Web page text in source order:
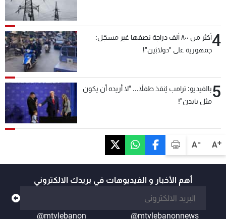
A+
A-
4
أكثر من ٨٠٠ ألف دراجة نصفها غير مسجّل:
جمهورية على "دولابَين"!
5بالفيديو: ترامب يُنقذ طفلاً... "لا أريده أن يكون
مثل بايدن"!
أهم الأخبار و الفيديوهات في بريدك الالكتروني
@mtvlebanonnews
@mtvlebanon